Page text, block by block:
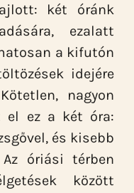
két óránk
ezalatt
a kifutón
idejére
nagyon
el ez a két óra:
és kisebb
óriási térben
között